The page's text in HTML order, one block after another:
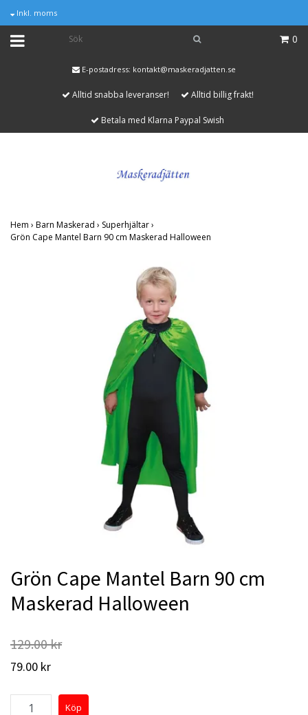
Inkl. moms
0
E-postadress: kontakt@maskeradjatten.se
Alltid snabba leveranser! Alltid billig frakt!
Betala med Klarna Paypal Swish
Hem › Barn Maskerad › Superhjältar›
Grön Cape Mantel Barn 90 cm Maskerad Halloween
Grön Cape Mantel Barn 90 cm
Maskerad Halloween
129.00 kr
79.00 kr